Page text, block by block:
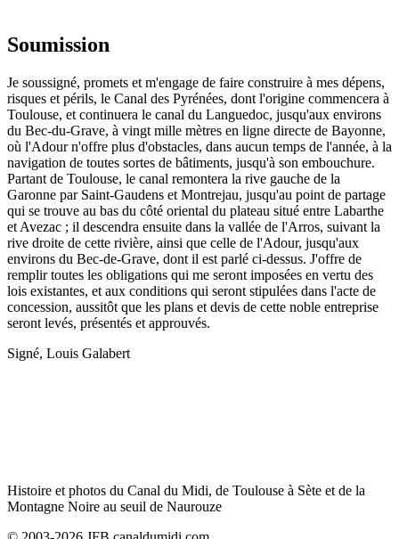
Soumission
Je soussigné, promets et m'engage de faire construire à mes dépens,
risques et périls, le Canal des Pyrénées, dont l'origine commencera à
Toulouse, et continuera le canal du Languedoc, jusqu'aux environs
du Bec-du-Grave, à vingt mille mètres en ligne directe de Bayonne,
où l'Adour n'offre plus d'obstacles, dans aucun temps de l'année, à la
navigation de toutes sortes de bâtiments, jusqu'à son embouchure.
Partant de Toulouse, le canal remontera la rive gauche de la
Garonne par Saint-Gaudens et Montrejau, jusqu'au point de partage
qui se trouve au bas du côté oriental du plateau situé entre Labarthe
et Avezac ; il descendra ensuite dans la vallée de l'Arros, suivant la
rive droite de cette rivière, ainsi que celle de l'Adour, jusqu'aux
environs du Bec-de-Grave, dont il est parlé ci-dessus. J'offre de
remplir toutes les obligations qui me seront imposées en vertu des
lois existantes, et aux conditions qui seront stipulées dans l'acte de
concession, aussitôt que les plans et devis de cette noble entreprise
seront levés, présentés et approuvés.
Signé, Louis Galabert
Histoire et photos du Canal du Midi, de Toulouse à Sète et de la
Montagne Noire au seuil de Naurouze